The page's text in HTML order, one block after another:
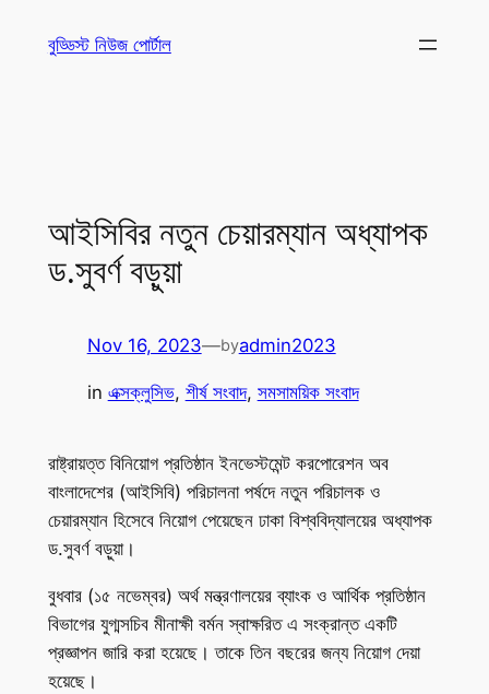
বুড্ডিস্ট নিউজ পোর্টাল
আইসিবির নতুন চেয়ারম্যান অধ্যাপক
ড.সুবর্ণ বড়ুয়া
Nov 16, 2023—byadmin2023
in এক্সক্লুসিভ, শীর্ষ সংবাদ, সমসাময়িক সংবাদ
রাষ্ট্রায়ত্ত বিনিয়োগ প্রতিষ্ঠান ইনভেস্টমেন্ট করপোরেশন অব
বাংলাদেশের (আইসিবি) পরিচালনা পর্ষদে নতুন পরিচালক ও
চেয়ারম্যান হিসেবে নিয়োগ পেয়েছেন ঢাকা বিশ্ববিদ্যালয়ের অধ্যাপক
ড.সুবর্ণ বড়ুয়া।
বুধবার (১৫ নভেম্বর) অর্থ মন্ত্রণালয়ের ব্যাংক ও আর্থিক প্রতিষ্ঠান
বিভাগের যুগ্মসচিব মীনাক্ষী বর্মন স্বাক্ষরিত এ সংক্রান্ত একটি
প্রজ্ঞাপন জারি করা হয়েছে। তাকে তিন বছরের জন্য নিয়োগ দেয়া
হয়েছে।